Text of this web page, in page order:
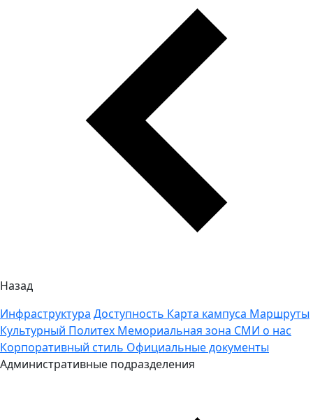
Назад
Инфраструктура Доступность Карта кампуса Маршруты
Культурный Политех Мемориальная зона СМИ о нас
Корпоративный стиль Официальные документы
Административные подразделения